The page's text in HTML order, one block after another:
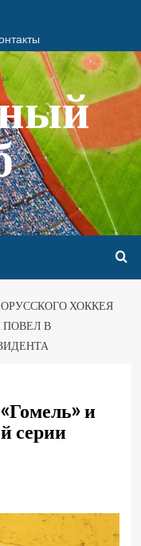
ХОККЕЯ
ПОВЕЛ В
и
серии